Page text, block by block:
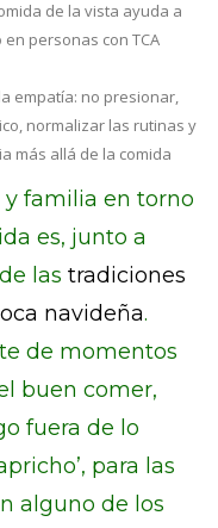
de la vista ayuda a
personas con TCA
empatía: no presionar,
normalizar las rutinas y
más allá de la comida
y familia en torno
es, junto a
las tradiciones
navideña.
de momentos
buen comer,
fuera de lo
para las
alguno de los